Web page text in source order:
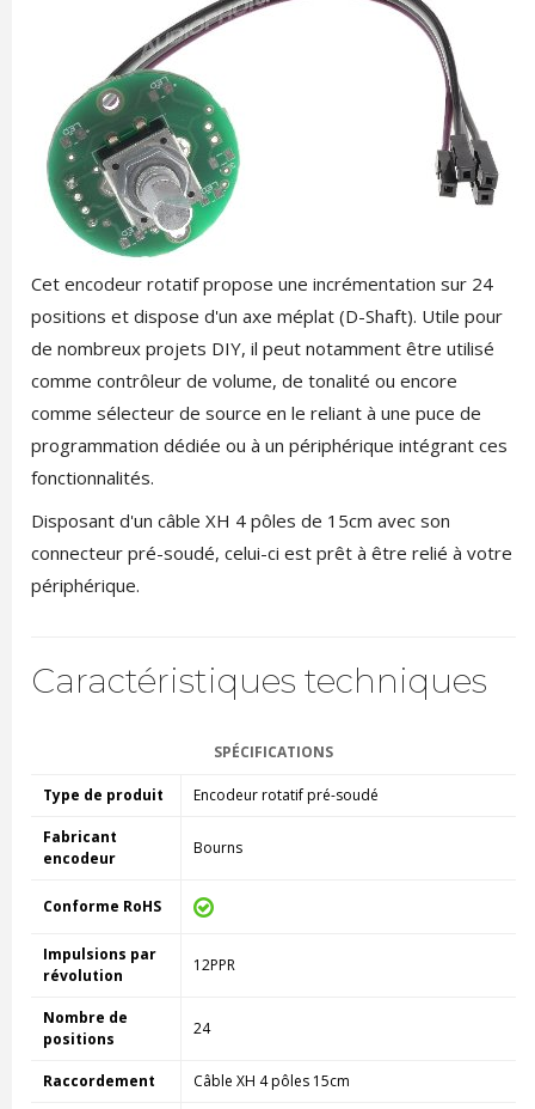
Cet encodeur rotatif propose une incrémentation sur 24
positions et dispose d'un axe méplat (D-Shaft). Utile pour
de nombreux projets DIY, il peut notamment être utilisé
comme contrôleur de volume, de tonalité ou encore
comme sélecteur de source en le reliant à une puce de
programmation dédiée ou à un périphérique intégrant ces
fonctionnalités.
Disposant d'un câble XH 4 pôles de 15cm avec son
connecteur pré-soudé, celui-ci est prêt à être relié à votre
périphérique.
Caractéristiques techniques
SPÉCIFICATIONS
Type de produit Encodeur rotatif pré-soudé
Fabricant
encodeur
Bourns
Conforme RoHS
Impulsions par
révolution
12PPR
Nombre de
positions
24
Raccordement Câble XH 4 pôles 15cm